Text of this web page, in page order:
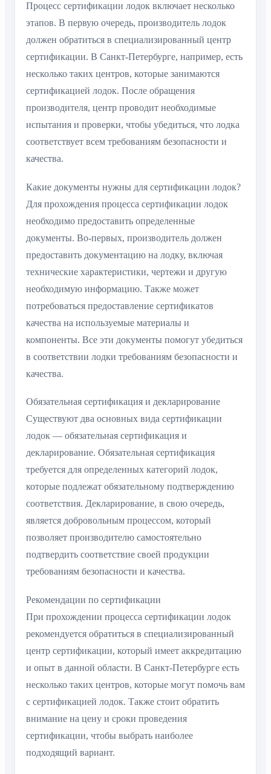
Процесс сертификации лодок включает несколько
этапов. В первую очередь, производитель лодок
должен обратиться в специализированный центр
сертификации. В Санкт-Петербурге, например, есть
несколько таких центров, которые занимаются
сертификацией лодок. После обращения
производителя, центр проводит необходимые
испытания и проверки, чтобы убедиться, что лодка
соответствует всем требованиям безопасности и
качества.
Какие документы нужны для сертификации лодок?
Для прохождения процесса сертификации лодок
необходимо предоставить определенные
документы. Во-первых, производитель должен
предоставить документацию на лодку, включая
технические характеристики, чертежи и другую
необходимую информацию. Также может
потребоваться предоставление сертификатов
качества на используемые материалы и
компоненты. Все эти документы помогут убедиться
в соответствии лодки требованиям безопасности и
качества.
Обязательная сертификация и декларирование
Существуют два основных вида сертификации
лодок — обязательная сертификация и
декларирование. Обязательная сертификация
требуется для определенных категорий лодок,
которые подлежат обязательному подтверждению
соответствия. Декларирование, в свою очередь,
является добровольным процессом, который
позволяет производителю самостоятельно
подтвердить соответствие своей продукции
требованиям безопасности и качества.
Рекомендации по сертификации
При прохождении процесса сертификации лодок
рекомендуется обратиться в специализированный
центр сертификации, который имеет аккредитацию
и опыт в данной области. В Санкт-Петербурге есть
несколько таких центров, которые могут помочь вам
с сертификацией лодок. Также стоит обратить
внимание на цену и сроки проведения
сертификации, чтобы выбрать наиболее
подходящий вариант.